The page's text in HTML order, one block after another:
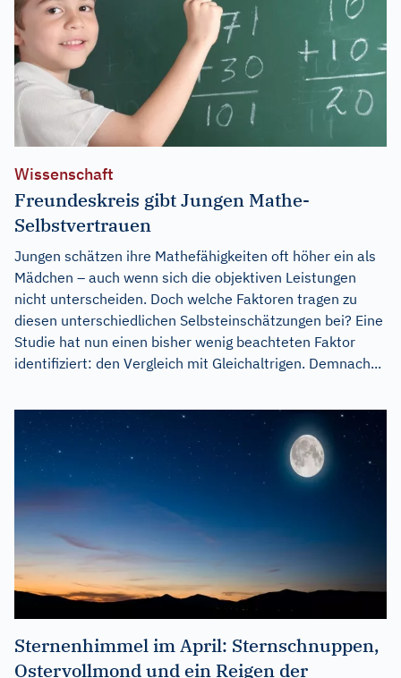
Wissenschaft
Freundeskreis gibt Jungen Mathe-
Selbstvertrauen
Jungen schätzen ihre Mathefähigkeiten oft höher ein als
Mädchen – auch wenn sich die objektiven Leistungen
nicht unterscheiden. Doch welche Faktoren tragen zu
diesen unterschiedlichen Selbsteinschätzungen bei? Eine
Studie hat nun einen bisher wenig beachteten Faktor
identifiziert: den Vergleich mit Gleichaltrigen. Demnach...
Sternenhimmel im April: Sternschnuppen,
Ostervollmond und ein Reigen der